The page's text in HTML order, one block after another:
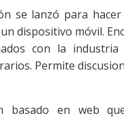
se lanzó para
dispositivo móvil.
con la
Permite
basado en web